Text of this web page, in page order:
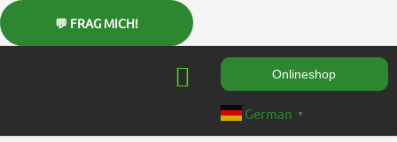
Inhalt
springen
Onlineshop
German ▼